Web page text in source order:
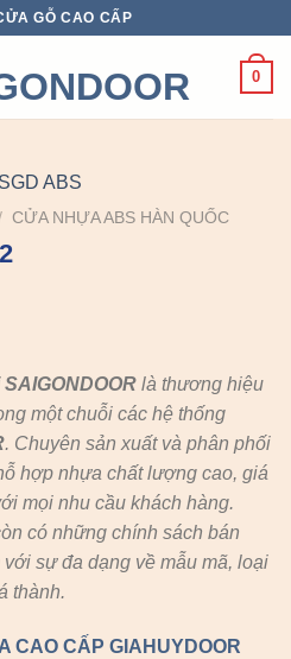
GỖ CAO CẤP
0
CỬA NHỰA ABS HÀN QUỐC
là thương hiệu
một chuỗi các hệ thống
. Chuyên sản xuất và phân phối
hợp nhựa chất lượng cao, giá
mọi nhu cầu khách hàng.
có những chính sách bán
với sự đa dạng về mẫu mã, loại
thành.
CAO CẤP GIAHUYDOOR